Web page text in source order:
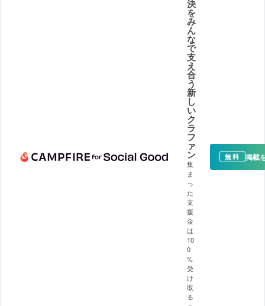
決
を
み
ん
な
で
支
え
合
う
新
し
い
ク
ラ
フ
ァ
ン
集
ま
っ
た
支
援
金
は
10
0
%
受
け
取
る
無料 掲載